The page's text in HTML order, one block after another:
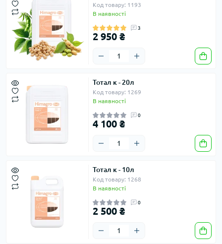
Код товару: 1193
В наявності
3
2 950 ₴
Тотал к - 20л
Код товару: 1269
В наявності
0
4 100 ₴
Тотал к - 10л
Код товару: 1268
В наявності
0
2 500 ₴